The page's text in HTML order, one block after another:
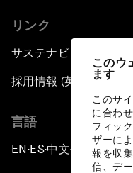
このウ
ます
このサ
に合わ
フィッ
ザーに
報を収
信、デ
リンク
サステナビリティへの
採用情報 (英語のみ)
言語
EN ▪ ES▪中文▪ 日本語